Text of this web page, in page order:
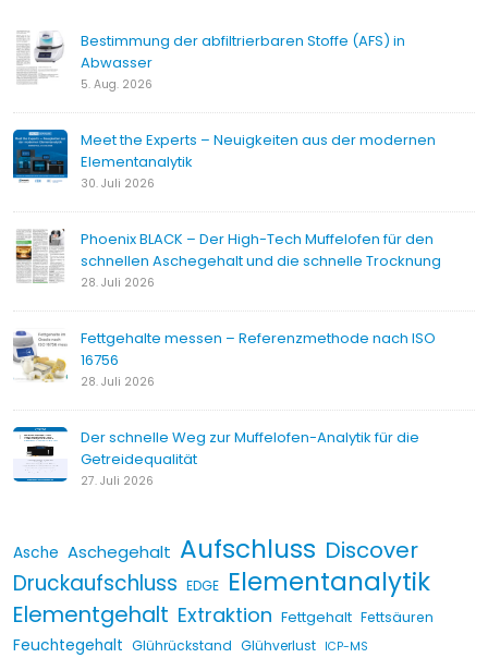
Bestimmung der abfiltrierbaren Stoffe (AFS) in
Abwasser
5. Aug. 2026
Meet the Experts – Neuigkeiten aus der modernen
Elementanalytik
30. Juli 2026
Phoenix BLACK – Der High-Tech Muffelofen für den
schnellen Aschegehalt und die schnelle Trocknung
28. Juli 2026
Fettgehalte messen – Referenzmethode nach ISO
16756
28. Juli 2026
Der schnelle Weg zur Muffelofen-Analytik für die
Getreidequalität
27. Juli 2026
Asche Aschegehalt Aufschluss Discover
Druckaufschluss EDGE Elementanalytik
Elementgehalt Extraktion Fettgehalt Fettsäuren
Feuchtegehalt Glührückstand Glühverlust ICP-MS